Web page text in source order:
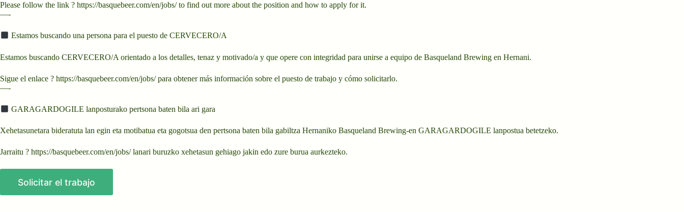
Please follow the link ? https://basquebeer.com/en/jobs/ to find out more about the position and how to apply for it.
—-
Estamos buscando una persona para el puesto de CERVECERO/A
Estamos buscando CERVECERO/A orientado a los detalles, tenaz y motivado/a y que opere con integridad para unirse a equipo de Basqueland Brewing en Hernani.
Sigue el enlace ? https://basquebeer.com/en/jobs/ para obtener más información sobre el puesto de trabajo y cómo solicitarlo.
—-
GARAGARDOGILE lanposturako pertsona baten bila ari gara
Xehetasunetara bideratuta lan egin eta motibatua eta gogotsua den pertsona baten bila gabiltza Hernaniko Basqueland Brewing-en GARAGARDOGILE lanpostua betetzeko.
Jarraitu ? https://basquebeer.com/en/jobs/ lanari buruzko xehetasun gehiago jakin edo zure burua aurkezteko.